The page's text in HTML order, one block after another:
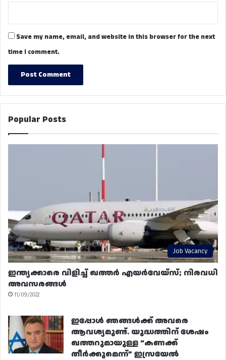
Save my name, email, and website in this browser for the next
time I comment.
Popular Posts
Job Vacancy
ഇന്ത്യക്കാരെ വിളിച്ച് ഖത്തർ എയർവേയ്‌സ്; നിരവധി
അവസരങ്ങൾ
11/09/2022
ഇപ്പോൾ ഞങ്ങൾക്ക് അവരെ
ആവശ്യമുണ്ട്. യുദ്ധത്തിന് ശേഷം
ഖത്തറുമായുള്ള “കണക്ക്
തീർക്കുമെന്ന്” ഇസ്രയേൽ